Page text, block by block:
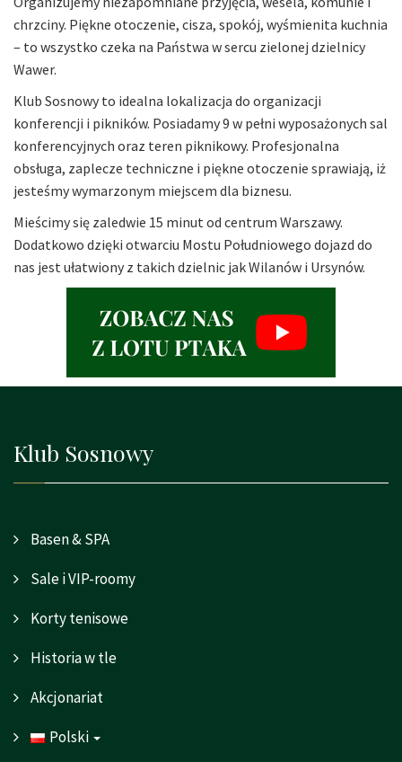
chrzciny. Piękne otoczenie, cisza, spokój, wyśmienita kuchnia
– to wszystko czeka na Państwa w sercu zielonej dzielnicy
Wawer.
Klub Sosnowy to idealna lokalizacja do organizacji
konferencji i pikników. Posiadamy 9 w pełni wyposażonych sal
konferencyjnych oraz teren piknikowy. Profesjonalna
obsługa, zaplecze techniczne i piękne otoczenie sprawiają, iż
jesteśmy wymarzonym miejscem dla biznesu.
Mieścimy się zaledwie 15 minut od centrum Warszawy.
Dodatkowo dzięki otwarciu Mostu Południowego dojazd do
nas jest ułatwiony z takich dzielnic jak Wilanów i Ursynów.
Klub Sosnowy
Basen & SPA
Sale i VIP-roomy
Korty tenisowe
Historia w tle
Akcjonariat
Polski